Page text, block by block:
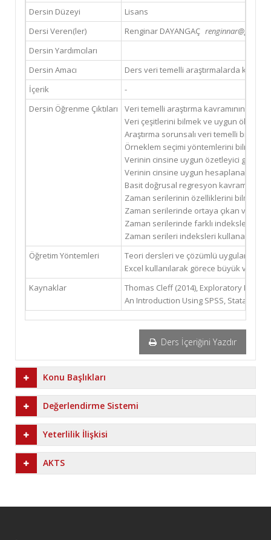
Dersin Düzeyi
Lisans
Dersi Veren(ler)
Renginar DAYANGAÇ
Dersin Yardımcıları
Dersin Amacı
Ders veri temelli araştırmalarda
İçerik
-
Dersin Öğrenme Çıktıları
Veri temelli araştırma kavramınının
Veri çeşitlerini bilmek ve uygun ölçme
Araştırma sorunsalı veri temelli bir
Örneklem seçimi yöntemlerini bilmek;
Verinin cinsine uygun özetleyici
Verinin cinsine uygun hesaplanabilir
Basit doğrusal regresyon kavramını
Zaman serilerinin özelliklerini bilmek
Zaman serilerinde ortaya çıkan ve
Zaman serilerinde farklı indeksleri
Zaman serileri indeksleri kullanarak
Öğretim Yöntemleri
Teori dersleri ve çözümlü uygulamam
Excel kullanılarak görece büyük veri
Kaynaklar
Thomas Cleff (2014), Exploratory Data
An Introduction Using SPSS, Stata, and
Ders İçeriğini Yazdır
Konu Başlıkları
Değerlendirme Sistemi
Yeterlilik İlişkisi
AKTS